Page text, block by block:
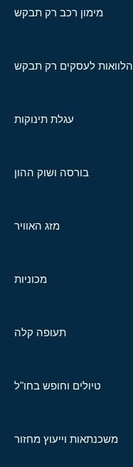
מימון רכב רק תבקש
הלוואות לעסקים רק תבקש
עגלת תינוקות
בורסה ושוק ההון
מזג האוויר
מכוניות
תעופה קלה
טיולים וחופש בחו"ל
משכנתאות וייעוץ מחזור